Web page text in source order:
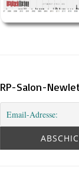
RP-Salon-